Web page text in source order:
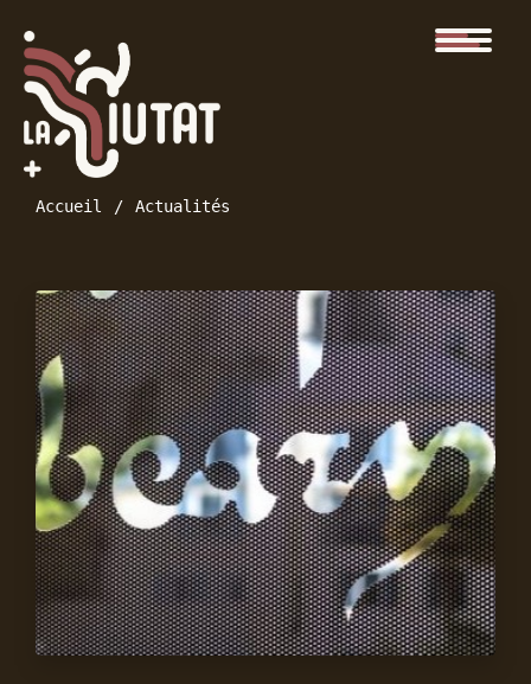
Accueil Actualités